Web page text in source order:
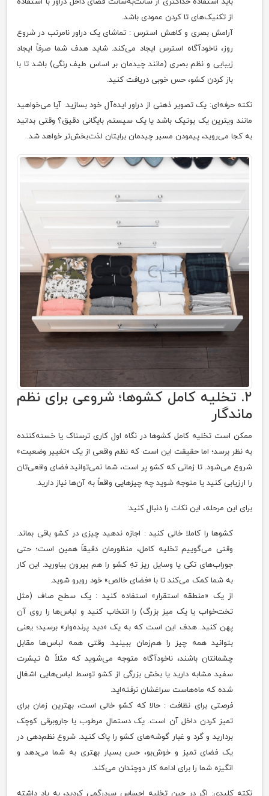
از تکنیک‌های تا کردن عمودی باشد.
آرامش بصری و کاهش استرس : تماشای یک دراور نامرتب در شروع
روز، ناخودآگاه استرس ایجاد می‌کند. شاید هدف شما صرفاً ایجاد
زیبایی و نظم بصری (مانند چیدمان بر اساس طیف رنگی) باشد تا با
باز کردن کشو، حس خوبی دریافت کنید.
نکته حرفه‌ای: یک تصویر ذهنی از دراور ایده‌آل خود بسازید. آیا می‌خواهید
مانند ویترین یک بوتیک باشد یا یک سیستم بایگانی دقیق؟ وقتی بدانید
به کجا می‌روید، پیمودن مسیر چیدمان برایتان لذت‌بخش‌تر خواهد شد.
۲. تخلیه کامل کشوها؛ شروعی برای نظم
ماندگار
ممکن است تخلیه کامل کشوها در نگاه اول کاری ترسناک یا خسته‌کننده
به نظر برسد؛ اما حقیقت این است که نظم واقعی از یک «تغییر وضعیت»
شروع می‌شود. تا زمانی که کشو پر است، شما نمی‌توانید فضای واقعی‌تان
را ارزیابی کنید یا متوجه شوید چه چیزهایی واقعاً به آن‌ها نیاز دارید.
برای این مرحله، این نکات را دنبال کنید:
کشوها را کاملا خالی کنید : اجازه ندهید چیزی در کشو باقی بماند.
وقتی می‌گوییم تخلیه کامل، منظورمان دقیقاً همین است؛ حتی
جوراب‌های تکی یا وسایل ریز تهِ کشو را هم بیرون بیاورید. این کار
به شما کمک می‌کند تا با «فضای خالص» خود روبرو شوید.
از یک «منطقه استقرار» استفاده کنید : یک سطح صاف (مثل
تخت‌خواب یا یک میز بزرگ) را انتخاب کنید و لباس‌ها را روی آن
پهن کنید. هدف این است که به یک «دید پرنده‌وار» برسید؛ یعنی
بتوانید همه چیز را هم‌زمان ببینید. وقتی همه لباس‌ها مقابل
چشمانتان باشند، ناخودآگاه متوجه می‌شوید که مثلاً ۵ تیشرت
سفید مشابه دارید یا بخش بزرگی از کشو توسط لباس‌هایی اشغال
شده که ماه‌هاست سراغشان نرفته‌اید.
فرصتی برای نظافت : حالا که کشو خالی است، بهترین زمان برای
تمیز کردن داخل آن است. یک دستمال مرطوب یا جاروبرقی کوچک
بردارید و گرد و غبار گوشه‌های کشو را پاک کنید. شروع نظم‌دهی در
یک فضای تمیز و خوش‌بو، حس بسیار بهتری به شما می‌دهد و
انگیزه شما را برای ادامه کار دوچندان می‌کند.
نکته کلیدی: اگر در حین تخلیه احساس سردرگمی کردید، به یاد داشته